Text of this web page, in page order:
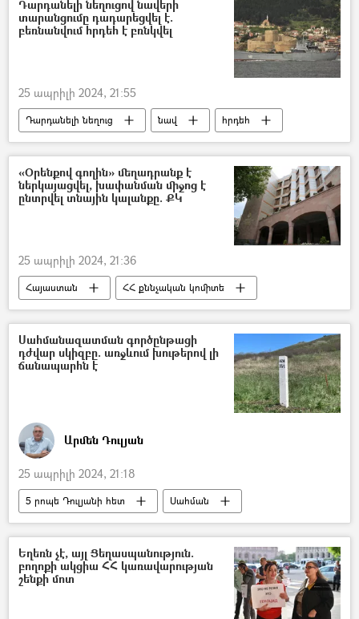
Դարդանելի նեղուցով նավերի
տարանցումը դադարեցվել է.
բեռնանվում հրդեհ է բռնկվել
25 ապրիլի 2024, 21:55
Դարդանելի նեղուց նավ հրդեհ
«Օրենքով գողին» մեղադրանք է
ներկայացվել, խափանման միջոց է
ընտրվել տնային կալանքը. ՔԿ
25 ապրիլի 2024, 21:36
Հայաստան
ՀՀ քննչական կոմիտե
օրենքով գող
վեճ Երևան
Սահմանազատման գործընթացի
դժվար սկիզբը. առջևում խութերով լի
ճանապարհն է
Արմեն Դուլյան
25 ապրիլի 2024, 21:18
5 րոպե Դուլյանի հետ
Սահման
Տավուշ
Դելիմիտացիա
Դեմարկացիա
Հայաստան
հայ-ադրբեջանական
Ադրբեջան
Եղեռն չէ, այլ Ցեղասպանություն.
բողոքի ակցիա ՀՀ կառավարության
շենքի մոտ